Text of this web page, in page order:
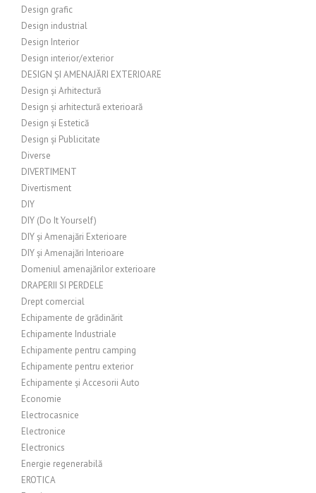
Design grafic
Design industrial
Design Interior
Design interior/exterior
DESIGN ȘI AMENAJĂRI EXTERIOARE
Design și Arhitectură
Design și arhitectură exterioară
Design și Estetică
Design și Publicitate
Diverse
DIVERTIMENT
Divertisment
DIY
DIY (Do It Yourself)
DIY și Amenajări Exterioare
DIY și Amenajări Interioare
Domeniul amenajărilor exterioare
DRAPERII SI PERDELE
Drept comercial
Echipamente de grădinărit
Echipamente Industriale
Echipamente pentru camping
Echipamente pentru exterior
Echipamente și Accesorii Auto
Economie
Electrocasnice
Electronice
Electronics
Energie regenerabilă
EROTICA